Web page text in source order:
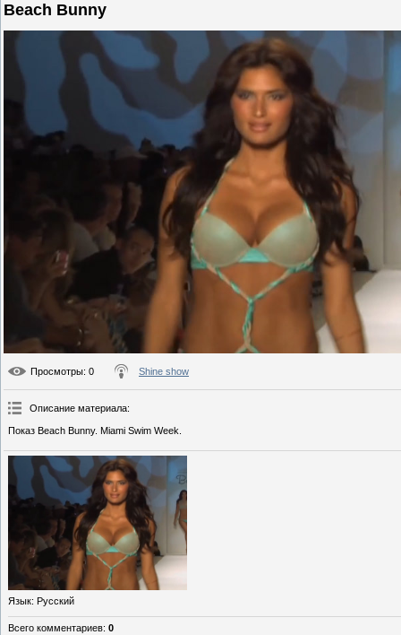
Beach Bunny
Просмотры: 0 Shine show
Описание материала:
Показ Beach Bunny. Miami Swim Week.
Язык: Русский
Всего комментариев: 0